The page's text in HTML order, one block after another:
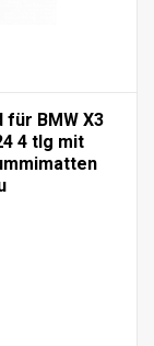
für BMW X3
4 tlg mit